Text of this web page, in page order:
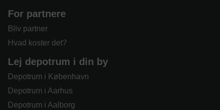
For partnere
Bliv partner
Hvad koster det?
Lej depotrum i din by
Depotrum i København
Depotrum i Aarhus
Depotrum i Aalborg